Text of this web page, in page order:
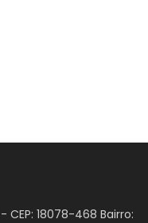
CEP: 18078-468 Bairro: